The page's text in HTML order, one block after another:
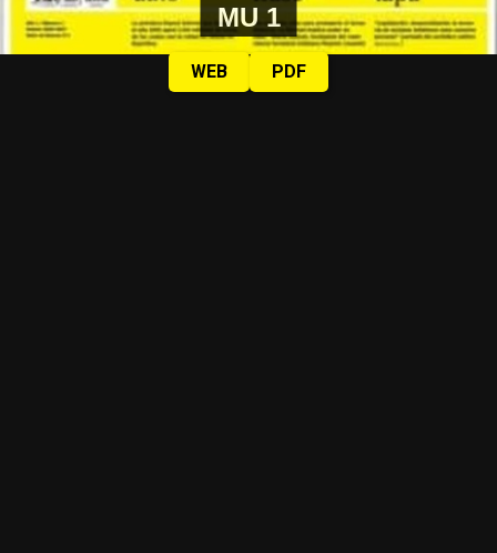
MU 1
WEB PDF